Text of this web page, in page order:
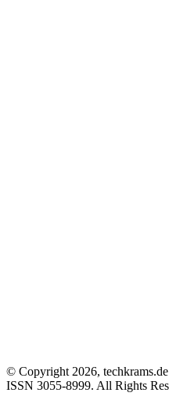
© Copyright 2026,
ISSN 3055-8999. All Rights